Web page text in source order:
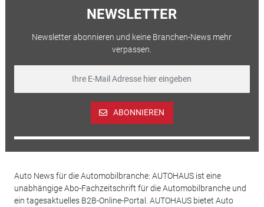
NEWSLETTER
Newsletter abonnieren und keine Branchen-News mehr
verpassen.
ABONNIEREN
Auto News für die Automobilbranche: AUTOHAUS ist eine
unabhängige Abo-Fachzeitschrift für die Automobilbranche und
ein tagesaktuelles B2B-Online-Portal. AUTOHAUS bietet Auto